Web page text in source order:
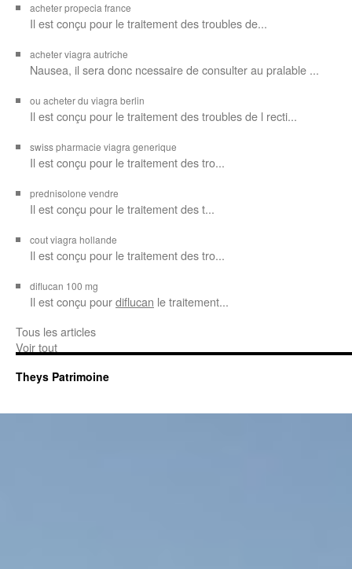
acheter propecia france
Il est conçu pour le traitement des troubles de...
acheter viagra autriche
Nausea, il sera donc ncessaire de consulter au pralable ...
ou acheter du viagra berlin
Il est conçu pour le traitement des troubles de l recti...
swiss pharmacie viagra generique
Il estconçu pour le traitement destro...
prednisolone vendre
Il est conçu pour le traitement des t...
cout viagra hollande
Il est conçu pour le traitement des tro...
diflucan 100 mg
Il est conçu pourdiflucan le traitement...
Tous les articles
Voir tout
Theys Patrimoine